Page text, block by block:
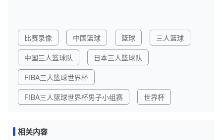
比赛录像 中国篮球 篮球
三人篮球
中国三人篮球队
日本三人篮球队
FIBA三人篮球世界杯
FIBA三人篮球世界杯男子小组赛
世界杯
相关内容